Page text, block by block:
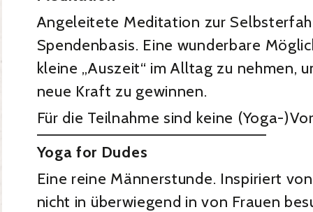
Angeleitete Meditation zur
Spendenbasis. Eine wunderbare
kleine „Auszeit“ im Alltag zu nehmen,
neue Kraft zu gewinnen.
Für die Teilnahme sind keine (Yoga-
Yoga for Dudes
Eine reine Männerstunde. Inspiriert
nicht in überwiegend in von Frauen